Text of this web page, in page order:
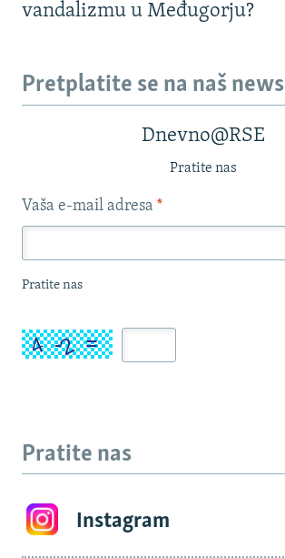
vandalizmu u Međugorju?
Pretplatite se na naš
Dnevno@RSE
Pratite nas
Vaša e-mail adresa *
Pratite nas
Pratite nas
Instagram